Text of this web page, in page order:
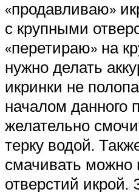
«продавливаю»
с крупными
«перетираю» на
нужно делать
икринки не
началом данного
желательно
терку водой.
смачивать можно
отверстий икрой.